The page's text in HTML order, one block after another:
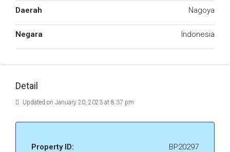
Daerah Nagoya
Negara Indonesia
Detail
Updated on January 20, 2023 at 8:37 pm
Property ID: BP20297